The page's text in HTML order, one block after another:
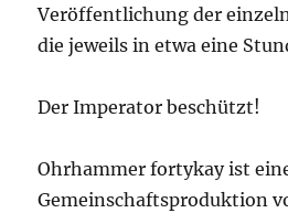
Veröffentlichung der
die jeweils in etwa eine
Der Imperator beschützt!
Ohrhammer fortykay ist
Gemeinschaftsproduktion